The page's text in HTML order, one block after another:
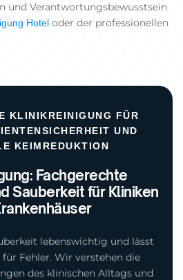
und Verantwortungsbewusstsein
Hotel oder der professionellen
KLINIKREINIGUNG FÜR
UND
KEIMREDUKTION
Fachgerechte
Sauberkeit für Kliniken
lebenswichtig und lässt
Fehler. Wir verstehen die
des klinischen Alltags und